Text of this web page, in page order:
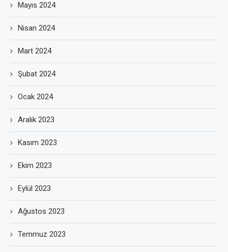
Mayıs 2024
Nisan 2024
Mart 2024
Şubat 2024
Ocak 2024
Aralık 2023
Kasım 2023
Ekim 2023
Eylül 2023
Ağustos 2023
Temmuz 2023